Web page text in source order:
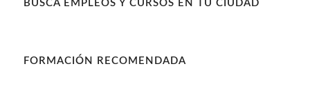
BUSCA EMPLEOS Y CURSOS EN TU CIUDAD
FORMACIÓN RECOMENDADA